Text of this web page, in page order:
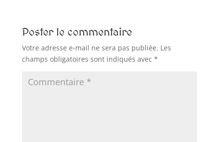
Poster le commentaire
Votre adresse e-mail ne sera pas publiée. Les
champs obligatoires sont indiqués avec *